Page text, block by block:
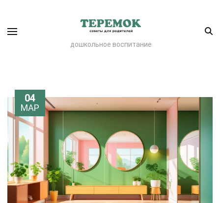
дошкольное воспитание
04
МАР